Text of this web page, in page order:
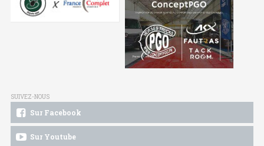
SUIVEZ-NOUS
Sur Facebook
Sur Youtube